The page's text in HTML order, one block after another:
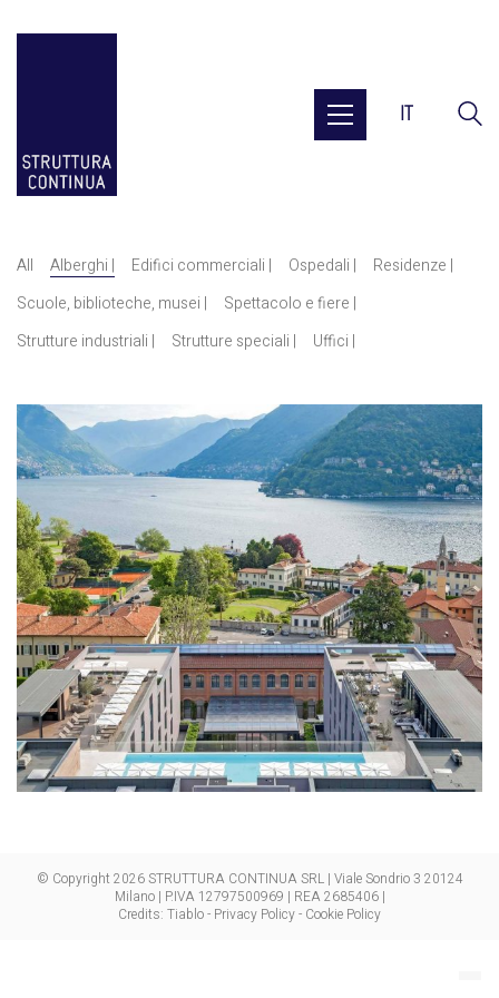
IT
All Alberghi | Edifici commerciali | Ospedali |
Residenze |
Scuole, biblioteche, musei |
Spettacolo e fiere |
Strutture industriali |
Strutture speciali | Uffici |
© Copyright 2026 STRUTTURA CONTINUA SRL | Viale Sondrio 3 20124
Milano | P.IVA 12797500969 | REA 2685406 |
Credits: Tiablo- Privacy Policy- Cookie Policy